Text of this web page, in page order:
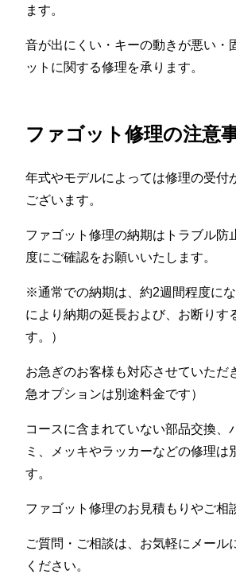
ます。
音が出にくい・キーの動きが悪い・
ットに関する修理を承ります。
ファゴット修理の注意
年式やモデルによっては修理の受付
ございます。
ファゴット修理の納期はトラブル防
度にご確認をお願いいたします。
※通常での納期は、約2週間程度に
により納期の延長および、お断りす
す。）
お急ぎのお客様も対応させていた
急オプションは別途料金です）
コースに含まれていない部品交換、
ミ、メッキやラッカーなどの修理は
す。
ファゴット修理のお見積もりやご相
ご質問・ご相談は、お気軽にメール
ください。